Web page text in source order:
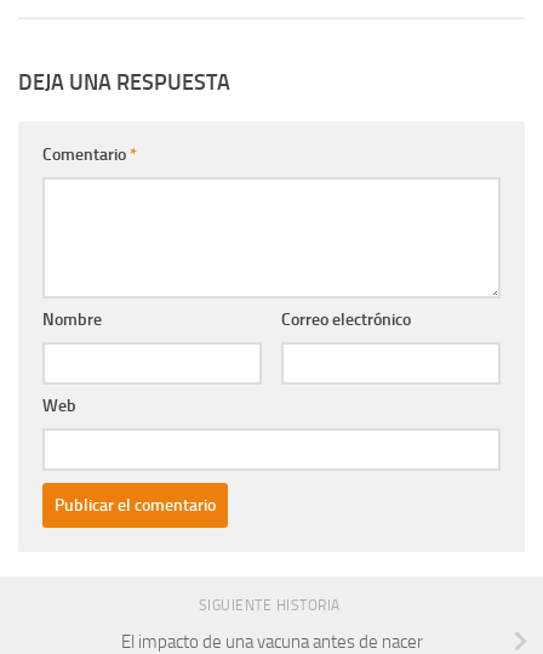
DEJA UNA RESPUESTA
Comentario*
Nombre Correo electrónico
Web
SIGUIENTE HISTORIA
El impacto de una vacuna antes de nacer